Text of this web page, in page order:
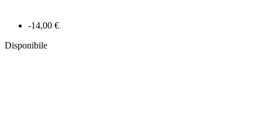
-14,00 €
Disponibile